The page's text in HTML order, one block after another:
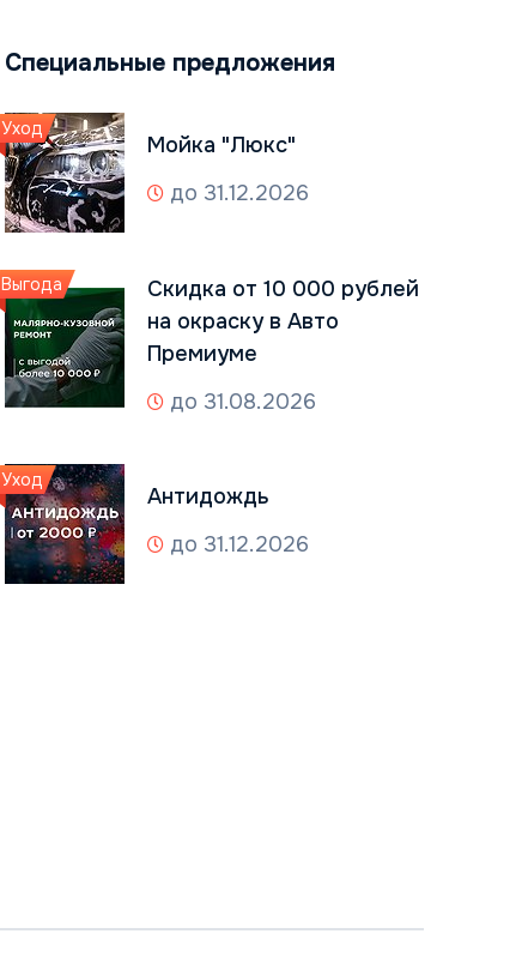
Специальные предложения
Уход
Мойка "Люкс"
до 31.12.2026
Выгода
Скидка от 10 000 рублей
на окраску в Авто
Премиуме
до 31.08.2026
Уход
Антидождь
до 31.12.2026